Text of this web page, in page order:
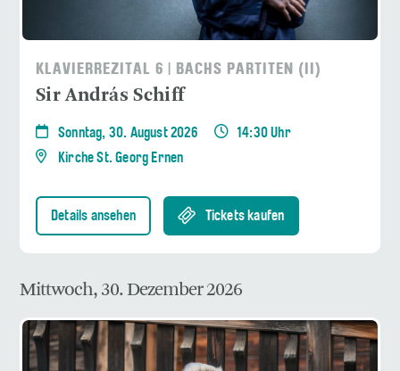
KLAVIERREZITAL 6 | BACHS PARTITEN (II)
Sir András Schiff
Sonntag, 30. August 2026
14:30 Uhr
Kirche St. Georg Ernen
Details ansehen Tickets kaufen
Mittwoch, 30. Dezember 2026